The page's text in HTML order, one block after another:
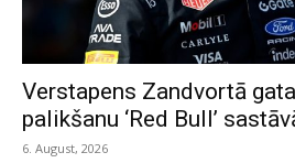
Verstapens Zandvortā
palikšanu ‘Red Bull’
6. August, 2026